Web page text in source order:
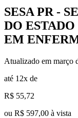
SESA PR -
DO
EM
Atualizado em março
até 12x de
R$ 55,72
ou R$ 597,00 à vista